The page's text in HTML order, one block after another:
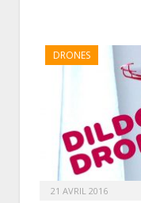
DRONES
21 AVRIL 2016